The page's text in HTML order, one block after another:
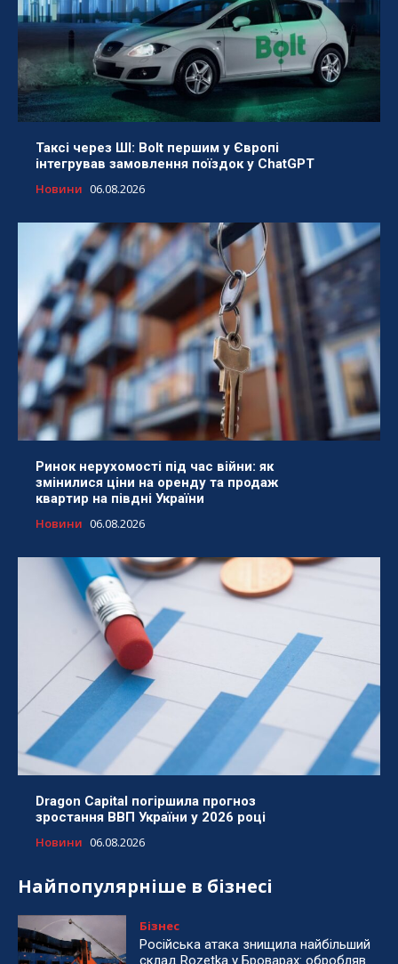
Таксі через ШІ: Bolt першим у Європі
інтегрував замовлення поїздок у ChatGPT
Новини 06.08.2026
Ринок нерухомості під час війни: як
змінилися ціни на оренду та продаж
квартир на півдні України
Новини 06.08.2026
Dragon Capital погіршила прогноз
зростання ВВП України у 2026 році
Новини 06.08.2026
Найпопулярніше в бізнесі
Бізнес
Російська атака знищила найбільший
склад Rozetka у Броварах: обробляв